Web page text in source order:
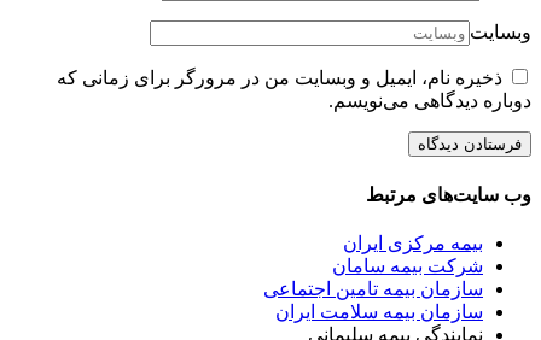
وبسایت
ذخیره نام، ایمیل و وبسایت من در مرورگر برای زمانی که
دوباره دیدگاهی می‌نویسم.
وب سایت‌های مرتبط
بیمه مرکزی ایران
شرکت بیمه سامان
سازمان بیمه تامین اجتماعی
سازمان بیمه سلامت ایران
نمایندگی بیمه سلیمانی